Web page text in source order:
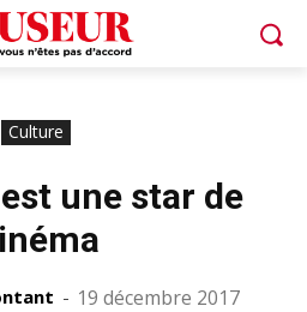
Culture
une star de
- 19 décembre 2017